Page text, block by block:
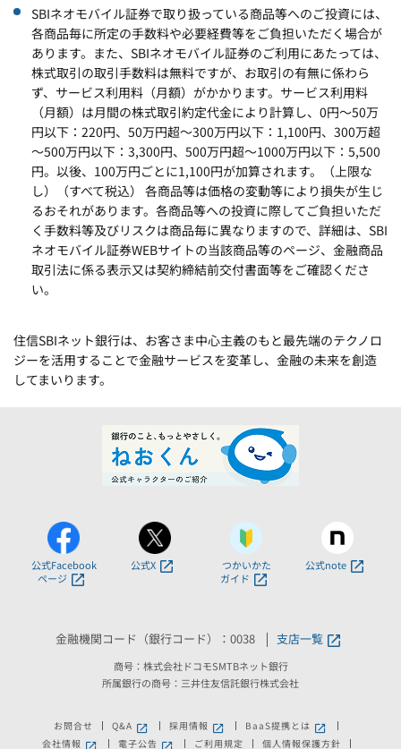
SBIネオモバイル証券で取り扱っている商品等へのご投資には、
各商品毎に所定の手数料や必要経費等をご負担いただく場合が
あります。また、SBIネオモバイル証券のご利用にあたっては、
株式取引の取引手数料は無料ですが、お取引の有無に係わら
ず、サービス利用料（月額）がかかります。サービス利用料
（月額）は月間の株式取引約定代金により計算し、0円～50万
円以下：220円、50万円超～300万円以下：1,100円、300万超
～500万円以下：3,300円、500万円超～1000万円以下：5,500
円。以後、100万円ごとに1,100円が加算されます。（上限な
し）（すべて税込） 各商品等は価格の変動等により損失が生じ
るおそれがあります。各商品等への投資に際してご負担いただ
く手数料等及びリスクは商品毎に異なりますので、詳細は、SBI
ネオモバイル証券WEBサイトの当該商品等のページ、金融商品
取引法に係る表示又は契約締結前交付書面等をご確認くださ
い。
住信SBIネット銀行は、お客さま中心主義のもと最先端のテクノロ
ジーを活用することで金融サービスを変革し、金融の未来を創造
してまいります。
公式Facebook
ページ
公式X
つかいかた
ガイド
公式note
金融機関コード（銀行コード）：0038 支店一覧
商号：株式会社ドコモSMTBネット銀行
所属銀行の商号：三井住友信託銀行株式会社
お問合せ Q&A 新しいウィンドウで開きます。
採用情報 新しいウィンドウで開きます。
BaaS提携とは 新しいウィンドウ
会社情報新しいウィンドウで開きます。
電子公告新しいウィンドウで開きます。
ご利用規定 個人情報保護方針